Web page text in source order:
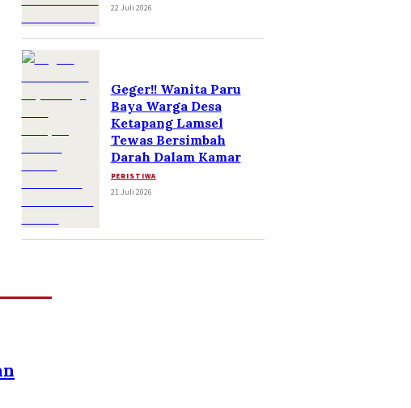
22 Juli 2026
Geger!! Wanita Paru
Baya Warga Desa
Ketapang Lamsel
Tewas Bersimbah
Darah Dalam Kamar
PERISTIWA
21 Juli 2026